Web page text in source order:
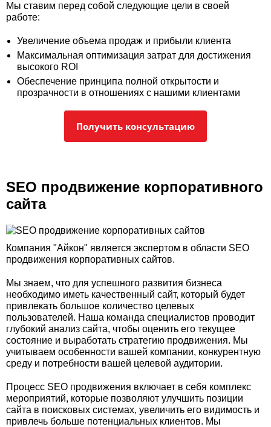
Мы ставим перед собой следующие цели в своей
работе:
Увеличение объема продаж и прибыли клиента
Максимальная оптимизация затрат для достижения
высокого ROI
Обеспечение принципа полной открытости и
прозрачности в отношениях с нашими клиентами
Получить консультацию
SEO продвижение корпоративного
сайта
Компания "Айкон" является экспертом в области SEO
продвижения корпоративных сайтов.
Мы знаем, что для успешного развития бизнеса
необходимо иметь качественный сайт, который будет
привлекать большое количество целевых
пользователей. Наша команда специалистов проводит
глубокий анализ сайта, чтобы оценить его текущее
состояние и выработать стратегию продвижения. Мы
учитываем особенности вашей компании, конкурентную
среду и потребности вашей целевой аудитории.
Процесс SEO продвижения включает в себя комплекс
мероприятий, которые позволяют улучшить позиции
сайта в поисковых системах, увеличить его видимость и
привлечь больше потенциальных клиентов. Мы